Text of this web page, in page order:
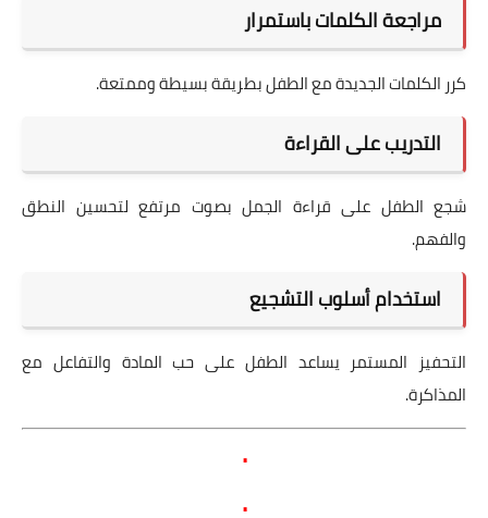
مراجعة الكلمات باستمرار
كرر الكلمات الجديدة مع الطفل بطريقة بسيطة وممتعة.
التدريب على القراءة
شجع الطفل على قراءة الجمل بصوت مرتفع لتحسين النطق
والفهم.
استخدام أسلوب التشجيع
التحفيز المستمر يساعد الطفل على حب المادة والتفاعل مع
المذاكرة.
.
.